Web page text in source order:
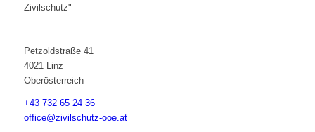
Petzoldstraße 41
4021 Linz
Oberösterreich
+43 732 65 24 36
office@zivilschutz-ooe.at